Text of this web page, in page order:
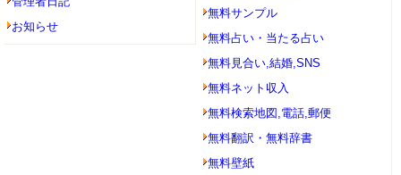
お知らせ
無料サンプル
無料占い・当たる占い
無料見合い,結婚,SNS
無料ネット収入
無料検索地図,電話,郵便
無料翻訳・無料辞書
無料壁紙